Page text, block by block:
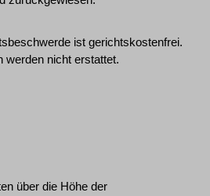
ist gerichtskostenfrei.
werden nicht erstattet.
über die Höhe der